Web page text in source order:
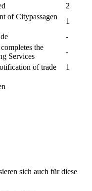
2
of Citypassagen
1
-
completes the
Services
-
of trade
1
sich auch für diese